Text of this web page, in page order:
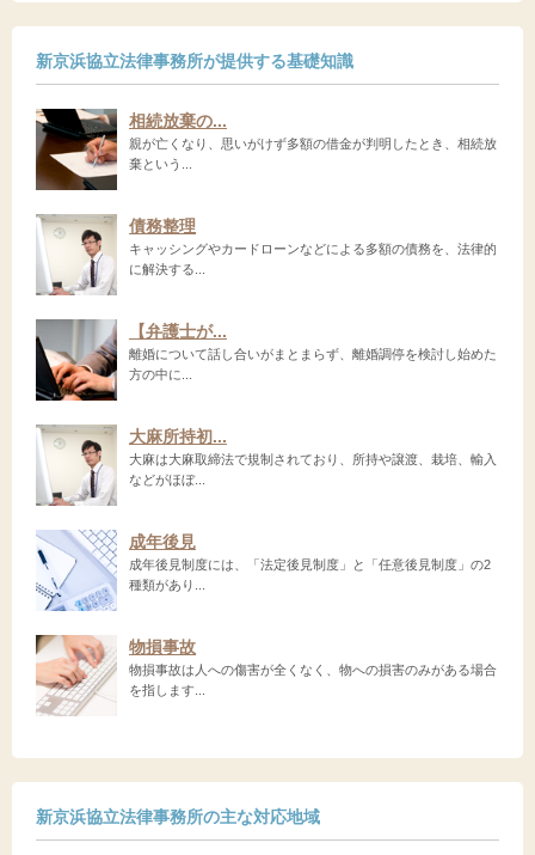
新京浜協立法律事務所が提供する基礎知識
相続放棄の...
親が亡くなり、思いがけず多額の借金が判明したとき、相続放
棄という...
債務整理
キャッシングやカードローンなどによる多額の債務を、法律的
に解決する...
【弁護士が...
離婚について話し合いがまとまらず、離婚調停を検討し始めた
方の中に...
大麻所持初...
大麻は大麻取締法で規制されており、所持や譲渡、栽培、輸入
などがほぼ...
成年後見
成年後見制度には、「法定後見制度」と「任意後見制度」の2
種類があり...
物損事故
物損事故は人への傷害が全くなく、物への損害のみがある場合
を指します...
新京浜協立法律事務所の主な対応地域